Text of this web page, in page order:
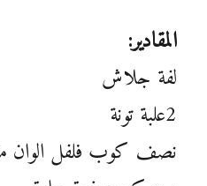
المقادير:
لفة جلاش
2علبة تونة
نصف كوب فلفل الوان